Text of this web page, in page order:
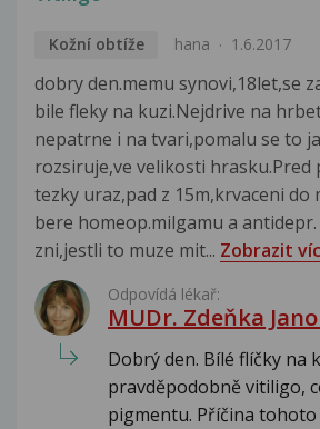
Kožní obtíže hana 1.6.2017
dobry den.memu synovi,18let,se
bile fleky na kuzi.Nejdrive na
nepatrne i na tvari,pomalu se to
rozsiruje,ve velikosti
tezky uraz,pad z 15m,krvaceni do
bere homeop.milgamu a
zni,jestli to muze mit... Zobrazit
Odpovídá lékař:
MUDr. Zdeňka
Dobrý den. Bílé flíčky na
pravděpodobně vitiligo,
pigmentu. Příčina tohoto